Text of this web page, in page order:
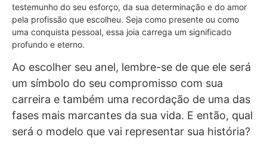
testemunho do seu esforço, da sua determinação e do amor
pela profissão que escolheu. Seja como presente ou como
uma conquista pessoal, essa joia carrega um significado
profundo e eterno.
Ao escolher seu anel, lembre-se de que ele será
um símbolo do seu compromisso com sua
carreira e também uma recordação de uma das
fases mais marcantes da sua vida. E então, qual
será o modelo que vai representar sua história?